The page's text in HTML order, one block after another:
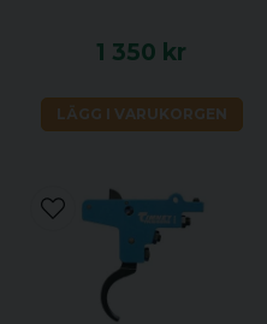
1 350 kr
LÄGG I VARUKORGEN